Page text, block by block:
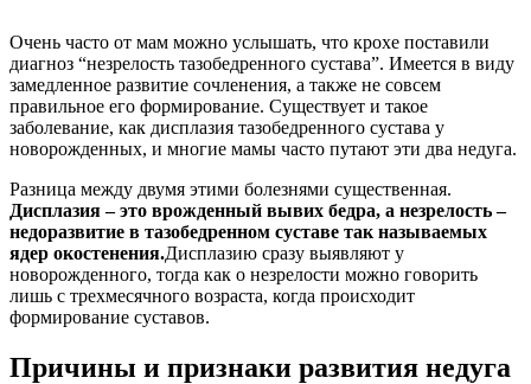
Очень часто от мам можно услышать, что крохе поставили
диагноз “незрелость тазобедренного сустава”. Имеется в виду
замедленное развитие сочленения, а также не совсем
правильное его формирование. Существует и такое
заболевание, как дисплазия тазобедренного сустава у
новорожденных, и многие мамы часто путают эти два недуга.
Разница между двумя этими болезнями существенная.
Дисплазия – это врожденный вывих бедра, а незрелость –
недоразвитие в тазобедренном суставе так называемых
ядер окостенения.Дисплазию сразу выявляют у
новорожденного, тогда как о незрелости можно говорить
лишь с трехмесячного возраста, когда происходит
формирование суставов.
Причины и признаки развития недуга